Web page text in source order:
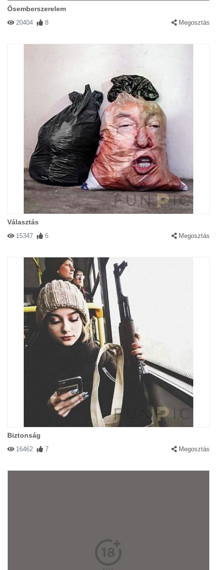
Ősemberszerelem
20404 8 Megosztás
Választás
15347 6 Megosztás
Biztonság
16462 7 Megosztás